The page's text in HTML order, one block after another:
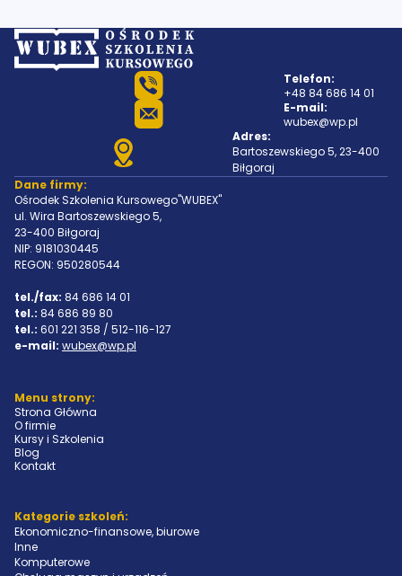
Telefon:
+48 84 686 14 01
E-mail:
wubex@wp.pl
Adres:
Bartoszewskiego 5, 23-400
Biłgoraj
Dane firmy:
Ośrodek Szkolenia Kursowego"WUBEX"
ul. Wira Bartoszewskiego 5,
23-400 Biłgoraj
NIP: 9181030445
REGON: 950280544
tel./fax: 84 686 14 01
tel.: 84 686 89 80
tel.: 601 221 358 / 512-116-127
e-mail: wubex@wp.pl
Menu strony:
Strona Główna
O firmie
Kursy i Szkolenia
Blog
Kontakt
Kategorie szkoleń:
Ekonomiczno-finansowe, biurowe
Inne
Komputerowe